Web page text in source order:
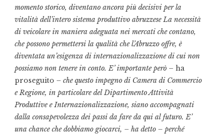
momento storico, diventano ancora più decisivi per la
vitalità dell’intero sistema produttivo abruzzese La necessità
di veicolare in maniera adeguata nei mercati che contano,
che possono permettersi la qualità che l’Abruzzo offre, è
diventata un’esigenza di internazionalizzazione di cui non
possiamo non tenere in conto. E’ importante però – ha
proseguito – che questo impegno di Camera di Commercio
e Regione, in particolare del Dipartimento Attività
Produttive e Internazionalizzazione, siano accompagnati
dalla consapevolezza dei passi da fare da qui al futuro. E’
una chance che dobbiamo giocarci, – ha detto – perché